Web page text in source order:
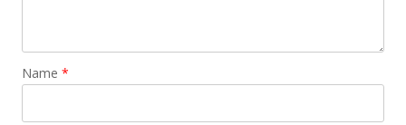
Name *